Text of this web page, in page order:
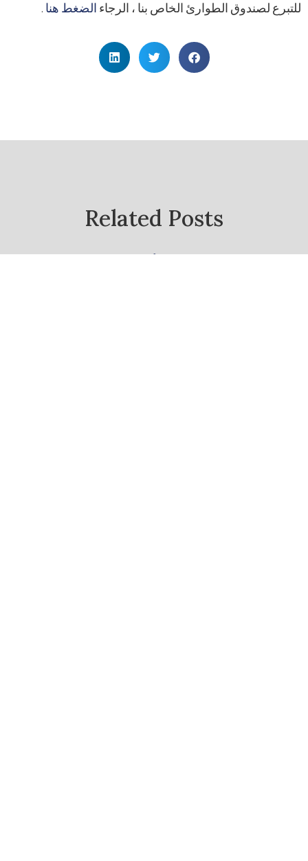
لصندوق الطوارئ الخاص بنا ، الرجاء الضغط هنا.
Related Posts